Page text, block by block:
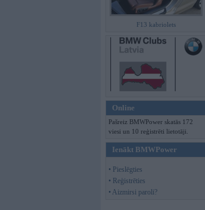
F13 kabriolets
Online
Pašreiz BMWPower skatās 172
viesi un 10 reģistrēti lietotāji.
Ienākt BMWPower
• Pieslēgties
• Reģistrēties
• Aizmirsi paroli?